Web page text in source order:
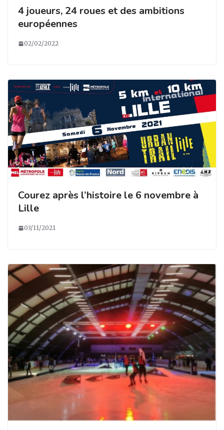
4 joueurs, 24 roues et des ambitions
européennes
02/02/2022
Courez après l’histoire le 6 novembre à
Lille
03/11/2021